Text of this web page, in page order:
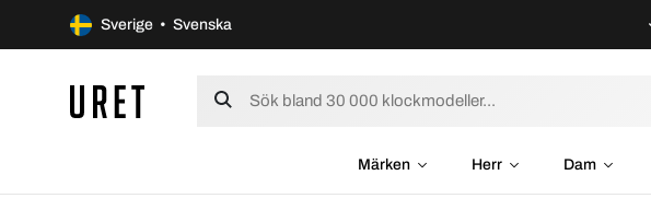
Sverige • Svenska
Märken Herr Dam